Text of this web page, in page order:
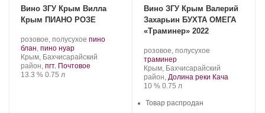
Вино ЗГУ Крым Вилла
Крым ПИАНО РОЗЕ
Производитель:
Группа
компаний
«АВК».
розовое, полусухое .
винограда:
пино
блан, пино нуар.
Регион:
Крым, Бахчисарайский
район, пгт. Почтовое
Крепость
13.3 %. Объем
0.75 л
Вино ЗГУ Крым Валерий
Захарьин БУХТА ОМЕГА
«Траминер» 2022
Производитель:
Валерий
Захарьин.
розовое, полусухое
винограда:
траминер.
Регион:
Крым, Бахчисарайский
район, Долина реки Кача
Крепость
10 %. Объем
0.75 л
Товар распродан